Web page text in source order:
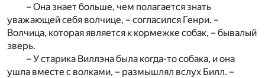
– Она знает больше, чем полагается знать
уважающей себя волчице, – согласился Генри. –
Волчица, которая является к кормежке собак, – бывалый
зверь.
– У старика Виллэна была когда-то собака, и она
ушла вместе с волками, – размышлял вслух Билл. –